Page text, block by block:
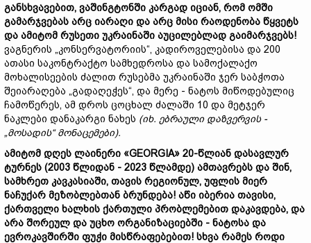
განსხვავებით, ვაშინგტონში კარგად იციან, რომ ომში
გამარჯვებას არც იარაღი და არც მისი რაოდენობა წყვეტს
და ამიტომ რუსეთი უკრაინაში აუცილებლად გაიმარჯვებს!
ვაგნერის „კონსერვატორიის“, კადიროველებისა და 200
ათასი საკონტრაქტო სამხედროსა და სამოქალაქო
მოხალისეების ძალით რუსებმა უკრაინაში ჯერ საბჭოთა
შეიარაღება „გადაღეჭეს“, და მერე - ნატოს მიწოდებულიც
ჩამოწერეს, ამ დროს ცოცხალ ძალაში 10 და მეტჯერ
ნაკლები დანაკარგი ნახეს (იხ. ებრაული დაზვერვის-
„მოსადის“მონაცემები).
ამიტომ დღეს ლაინერი «GEORGIA» 20-წლიან დასავლურ
ტურნეს (2003 წლიდან - 2023 წლამდე) ამთავრებს და შინ,
სამხრეთ კავკასიაში, თავის რეგიონულ, უფლის მიერ
ნაჩუქარ მეზობლებთან ბრუნდება! აწი იბერია თავისი,
ქართველი ხალხის ქართული პრობლემებით დაკავდება, და
არა შორეულ და უცხო ორგანიზაციებში - ნატოსა და
ევროკავშირში ფუჭი მისწრაფებებით! სხვა რამეს როდი